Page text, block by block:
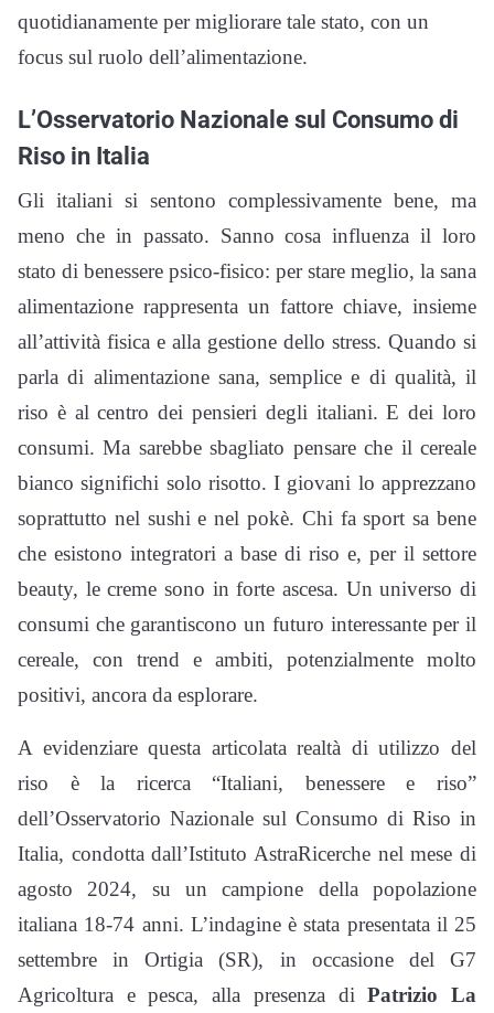
quotidianamente per migliorare tale stato, con un
focus sul ruolo dell’alimentazione.
L’Osservatorio Nazionale sul Consumo di
Riso in Italia
Gli italiani si sentono complessivamente bene, ma
meno che in passato. Sanno cosa influenza il loro
stato di benessere psico-fisico: per stare meglio, la sana
alimentazione rappresenta un fattore chiave, insieme
all’attività fisica e alla gestione dello stress. Quando si
parla di alimentazione sana, semplice e di qualità, il
riso è al centro dei pensieri degli italiani. E dei loro
consumi. Ma sarebbe sbagliato pensare che il cereale
bianco significhi solo risotto. I giovani lo apprezzano
soprattutto nel sushi e nel pokè. Chi fa sport sa bene
che esistono integratori a base di riso e, per il settore
beauty, le creme sono in forte ascesa. Un universo di
consumi che garantiscono un futuro interessante per il
cereale, con trend e ambiti, potenzialmente molto
positivi, ancora da esplorare.
A evidenziare questa articolata realtà di utilizzo del
riso è la ricerca “Italiani, benessere e riso”
dell’Osservatorio Nazionale sul Consumo di Riso in
Italia, condotta dall’Istituto AstraRicerche nel mese di
agosto 2024, su un campione della popolazione
italiana 18-74 anni. L’indagine è stata presentata il 25
settembre in Ortigia (SR), in occasione del G7
Agricoltura e pesca, alla presenza diPatrizio La